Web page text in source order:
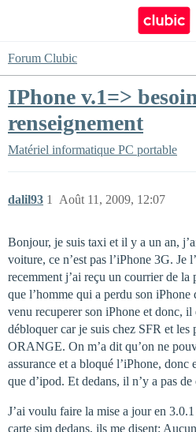
Forum Clubic
IPhone v.1=>
renseignement
Matériel informatique PC portable
dalil93 Août 11, 2009, 12:07
1
Bonjour, je suis taxi et il y a un an,
voiture, ce n’est pas l’iPhone 3G. Je
recemment j’ai reçu un courrier de la
que l’homme qui a perdu son iPhone
venu recuperer son iPhone et donc,
débloquer car je suis chez SFR et les
ORANGE. On m’a dit qu’on ne
assurance et a bloqué l’iPhone, donc
que d’ipod. Et dedans, il n’y a pas de
J’ai voulu faire la mise a jour en
carte sim dedans, ils me disent: